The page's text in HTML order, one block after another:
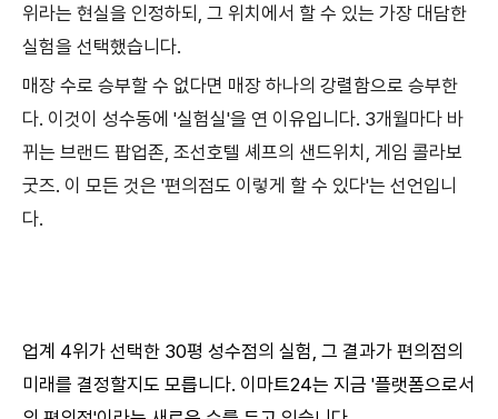
위라는 현실을 인정하되, 그 위치에서 할 수 있는 가장 대담한
실험을 선택했습니다.
매장 수로 승부할 수 없다면 매장 하나의 강렬함으로 승부한
다. 이것이 성수동에 '실험실'을 연 이유입니다. 3개월마다 바
뀌는 브랜드 팝업존, 조선호텔 셰프의 샌드위치, 게임 콜라보
굿즈. 이 모든 것은 '편의점도 이렇게 할 수 있다'는 선언입니
다.
업계 4위가 선택한 30평 성수점의 실험, 그 결과가 편의점의
미래를 결정할지도 모릅니다. 이마트24는 지금 '플랫폼으로서